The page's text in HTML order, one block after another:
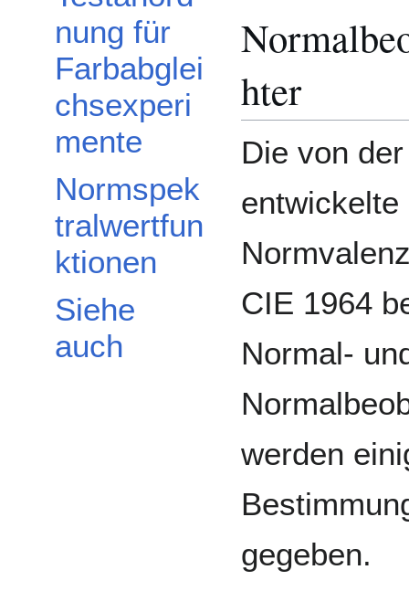
nung für
Farbabglei
chsexperi
mente
Normspek
tralwertfun
ktionen
Siehe
auch
hter
Die von
entwickelte
CIE 1964
Normal-
werden
gegeben.